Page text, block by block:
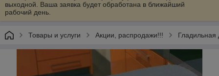
выходной. Ваша заявка будет обработана в ближайший
рабочий день.
Товары и услуги Акции, распродажи!!! Гладильная